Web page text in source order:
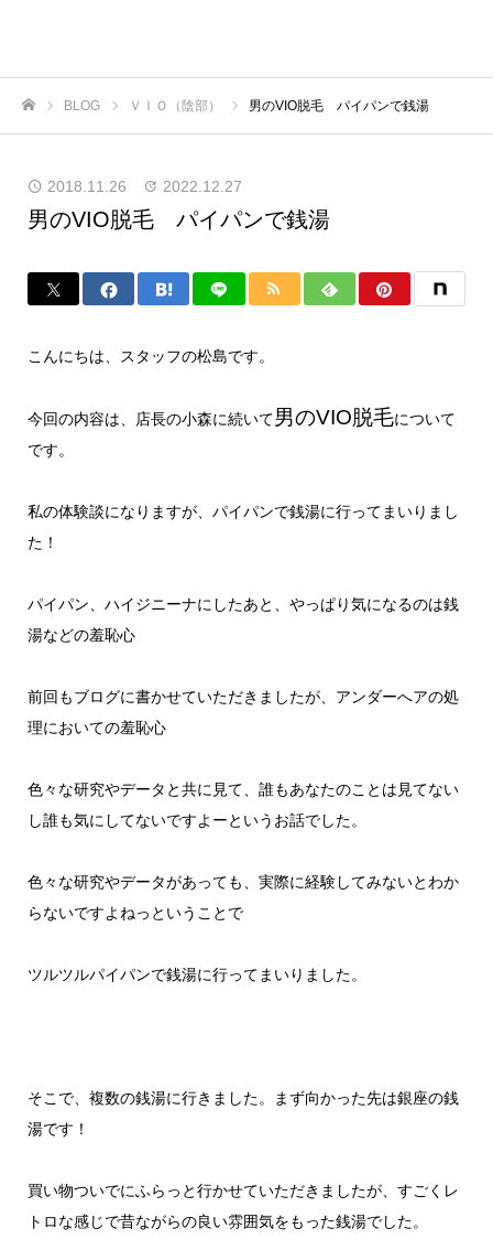
BLOG ＶＩＯ（陰部） 男のVIO脱毛 パイパンで銭湯
2018.11.26 2022.12.27
男のVIO脱毛 パイパンで銭湯
こんにちは、スタッフの松島です。
今回の内容は、店長の小森に続いて男のVIO脱毛について
です。
私の体験談になりますが、パイパンで銭湯に行ってまいりまし
た！
パイパン、ハイジニーナにしたあと、やっぱり気になるのは銭
湯などの羞恥心
前回もブログに書かせていただきましたが、アンダーへアの処
理においての羞恥心
色々な研究やデータと共に見て、誰もあなたのことは見てない
し誰も気にしてないですよーというお話でした。
色々な研究やデータがあっても、実際に経験してみないとわか
らないですよねっということで
ツルツルパイパンで銭湯に行ってまいりました。
そこで、複数の銭湯に行きました。まず向かった先は銀座の銭
湯です！
買い物ついでにふらっと行かせていただきましたが、すごくレ
トロな感じで昔ながらの良い雰囲気をもった銭湯でした。